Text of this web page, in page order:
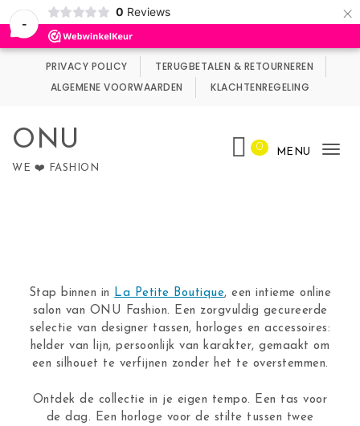
-
0 Reviews ×
Wij maken gebruik van cookies.
PRIVACY POLICY
TERUGBETALEN & RETOURNEREN
ALGEMENE VOORWAARDEN
KLACHTENREGELING
ONU
WE ❤️ FASHION
0 MENU
Stap binnen in La Petite Boutique, een intieme online
salon van ONU Fashion. Een zorgvuldig gecureerde
selectie van designer tassen, horloges en accessoires:
helder van lijn, persoonlijk van karakter, gemaakt om
een silhouet te verfijnen zonder het te overstemmen.
Ontdek de collectie in je eigen tempo. Een tas voor
de dag. Een horloge voor de stilte tussen twee